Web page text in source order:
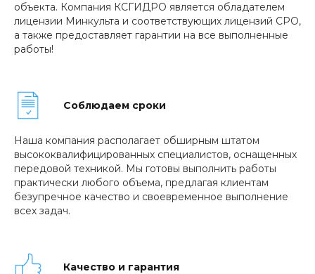
объекта. Компания КСГИДРО является обладателем
лицензии Минкульта и соответствующих лицензий СРО,
а также предоставляет гарантии на все выполненные
работы!
Соблюдаем сроки
Наша компания располагает обширным штатом
высококвалифицированных специалистов, оснащенных
передовой техникой. Мы готовы выполнить работы
практически любого объема, предлагая клиентам
безупречное качество и своевременное выполнение
всех задач.
Качество и гарантия